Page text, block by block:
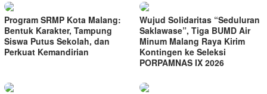
Program SRMP Kota Malang:
Bentuk Karakter, Tampung
Siswa Putus Sekolah, dan
Perkuat Kemandirian
Wujud Solidaritas “Seduluran
Saklawase”, Tiga BUMD Air
Minum Malang Raya Kirim
Kontingen ke Seleksi
PORPAMNAS IX 2026